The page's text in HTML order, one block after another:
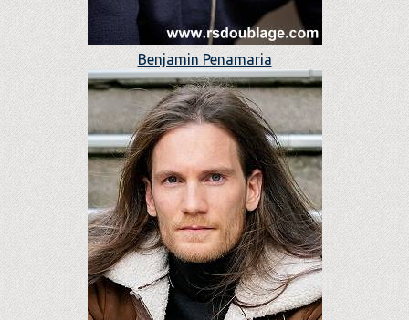
Benjamin Penamaria